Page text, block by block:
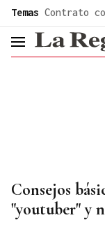
Temas Contrato
header.menu.open
Consejos
"youtuber" y